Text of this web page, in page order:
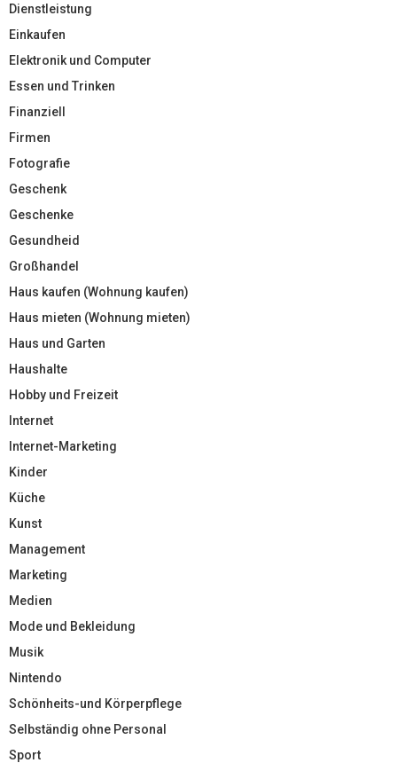
Dienstleistung
Einkaufen
Elektronik und Computer
Essen und Trinken
Finanziell
Firmen
Fotografie
Geschenk
Geschenke
Gesundheid
Großhandel
Haus kaufen (Wohnung kaufen)
Haus mieten (Wohnung mieten)
Haus und Garten
Haushalte
Hobby und Freizeit
Internet
Internet-Marketing
Kinder
Küche
Kunst
Management
Marketing
Medien
Mode und Bekleidung
Musik
Nintendo
Schönheits-und Körperpflege
Selbständig ohne Personal
Sport